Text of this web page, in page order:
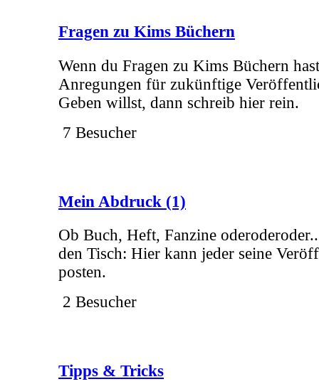
Fragen zu Kims Büchern
Wenn du Fragen zu Kims Büchern
Anregungen für zukünftige
Geben willst, dann schreib hier rein.
7 Besucher
Mein Abdruck (1)
Ob Buch, Heft, Fanzine
den Tisch: Hier kann jeder seine
posten.
2 Besucher
Tipps & Tricks